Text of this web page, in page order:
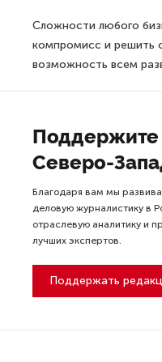
Сложности любого
компромисс и решить
возможность всем
Поддержите
Северо-
Благодаря вам мы
деловую журналистику в
отраслевую аналитику и
лучших экспертов.
Поддержать